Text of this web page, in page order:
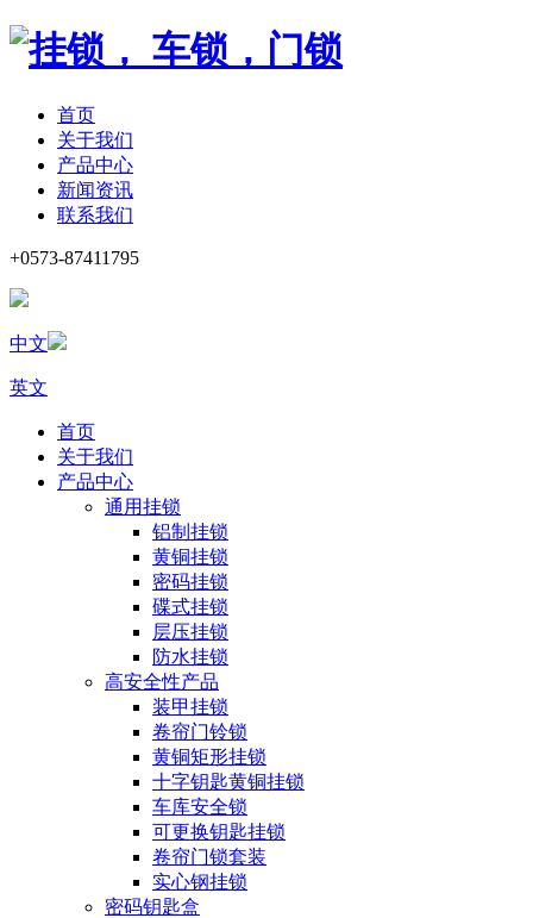
首页
关于我们
产品中心
新闻资讯
联系我们
+0573-87411795
中文
英文
首页
关于我们
产品中心
通用挂锁
铝制挂锁
黄铜挂锁
密码挂锁
碟式挂锁
层压挂锁
防水挂锁
高安全性产品
装甲挂锁
卷帘门铃锁
黄铜矩形挂锁
十字钥匙黄铜挂锁
车库安全锁
可更换钥匙挂锁
卷帘门锁套装
实心钢挂锁
密码钥匙盒